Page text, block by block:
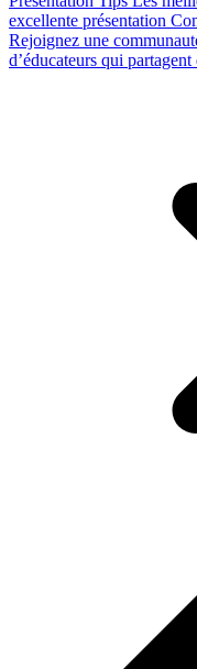
excellente présentation
Rejoignez une
d’éducateurs qui